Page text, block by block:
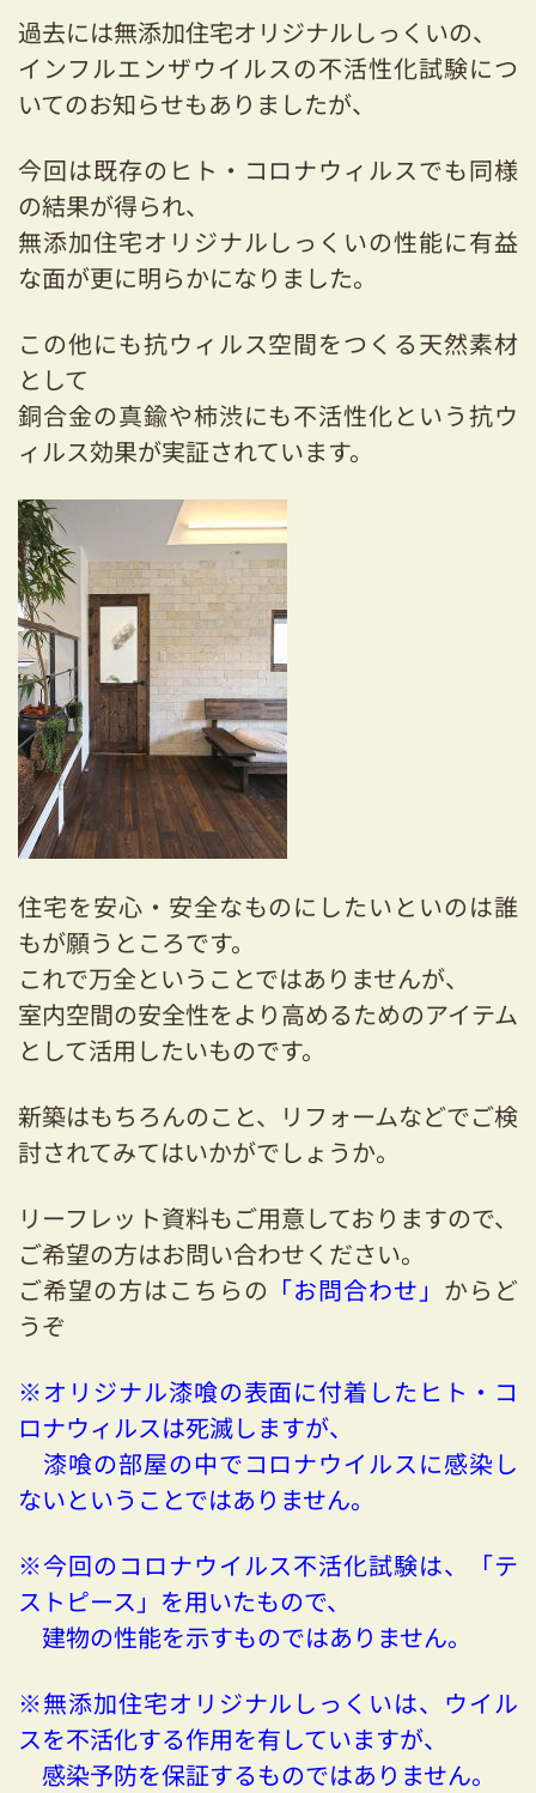
過去には無添加住宅オリジナルしっくいの、
インフルエンザウイルスの不活性化試験につ
いてのお知らせもありましたが、
今回は既存のヒト・コロナウィルスでも同様
の結果が得られ、
無添加住宅オリジナルしっくいの性能に有益
な面が更に明らかになりました。
この他にも抗ウィルス空間をつくる天然素材
として
銅合金の真鍮や柿渋にも不活性化という抗ウ
ィルス効果が実証されています。
住宅を安心・安全なものにしたいといのは誰
もが願うところです。
これで万全ということではありませんが、
室内空間の安全性をより高めるためのアイテム
として活用したいものです。
新築はもちろんのこと、リフォームなどでご検
討されてみてはいかがでしょうか。
リーフレット資料もご用意しておりますので、
ご希望の方はお問い合わせください。
ご希望の方はこちらの 「お問合わせ 」 からど
うぞ
※オリジナル漆喰の表面に付着したヒト・コ
ロナウィルスは死滅しますが、
漆喰の部屋の中でコロナウイルスに感染し
ないということではありません。
※今回のコロナウイルス不活化試験は、「テ
ストピース」を用いたもので、
建物の性能を示すものではありません。
※無添加住宅オリジナルしっくいは、ウイル
スを不活化する作用を有していますが、
感染予防を保証するものではありません。